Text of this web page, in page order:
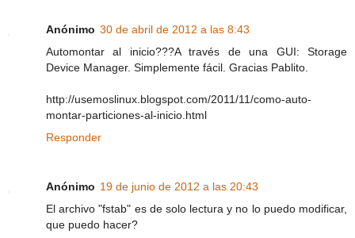
Anónimo 30 de abril de 2012 a las 8:43
Automontar al inicio???A través de una GUI: Storage
Device Manager. Simplemente fácil. Gracias Pablito.
http://usemoslinux.blogspot.com/2011/11/como-auto-
montar-particiones-al-inicio.html
Responder
Anónimo 19 de junio de 2012 a las 20:43
El archivo "fstab" es de solo lectura y no lo puedo modificar,
que puedo hacer?